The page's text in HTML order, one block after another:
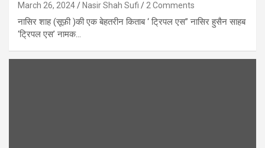
March 26, 2024 Nasir Shah Sufi 2 Comments
नासिर शाह (सूफ़ी )की एक बेहतरीन किताब ‘ ट्रिपल एस” नासिर हुसैन साहब
‘ट्रिपल एस’ नामक…